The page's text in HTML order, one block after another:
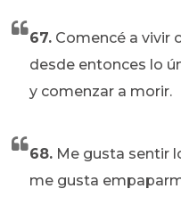
67. Comencé a vivir
desde entonces lo
y comenzar a morir.
68. Me gusta sentir
me gusta